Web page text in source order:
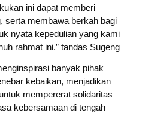
ini dapat memberi
serta membawa berkah bagi
nyata kepedulian yang kami
rahmat ini.” tandas Sugeng
banyak pihak
kebaikan, menjadikan
mempererat solidaritas
kebersamaan di tengah